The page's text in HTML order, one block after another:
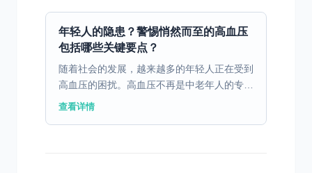
年轻人的隐患？警惕悄然而至的高血压
包括哪些关键要点？
随着社会的发展，越来越多的年轻人正在受到
高血压的困扰。高血压不再是中老年人的专属
问题，年轻化趋势愈发明显，影响着我们的健
查看详情